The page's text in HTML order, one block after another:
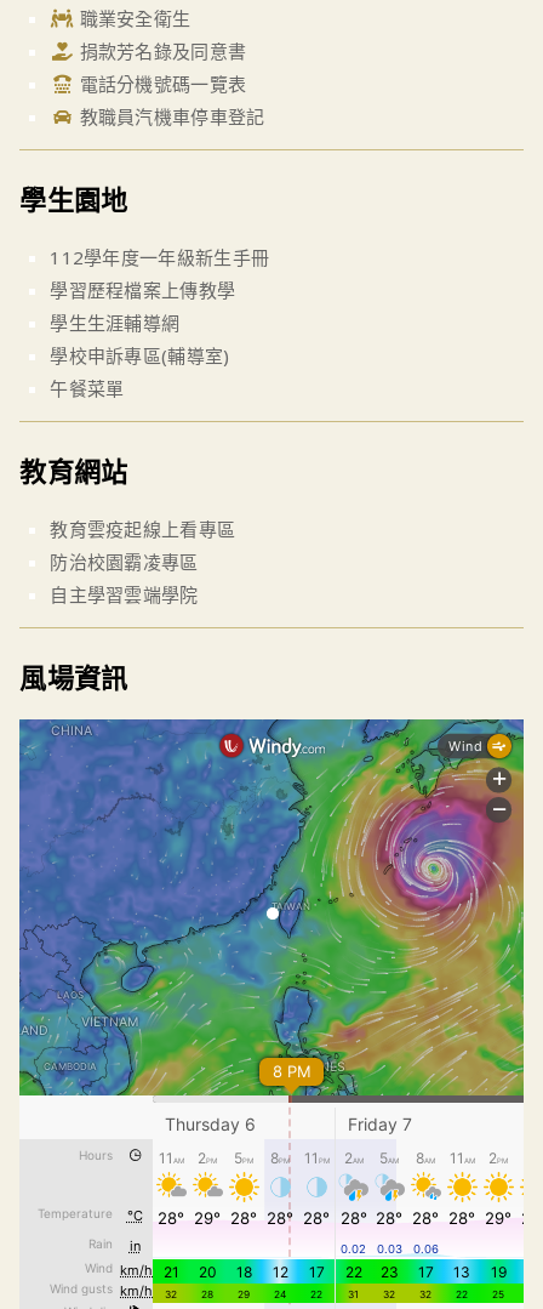
職業安全衛生
捐款芳名錄及同意書
電話分機號碼一覽表
教職員汽機車停車登記
學生園地
112學年度一年級新生手冊
學習歷程檔案上傳教學
學生生涯輔導網
學校申訴專區(輔導室)
午餐菜單
教育網站
教育雲疫起線上看專區
防治校園霸凌專區
自主學習雲端學院
風場資訊